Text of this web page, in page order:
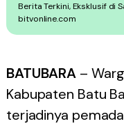
Berita Terkini, Eksklusif di
bitvonline.com
BATUBARA –
Kabupaten Batu
terjadinya